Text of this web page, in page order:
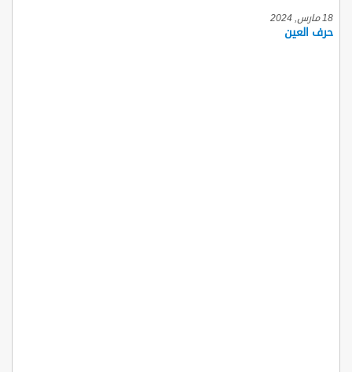
18 مارس, 2024
حرف العين